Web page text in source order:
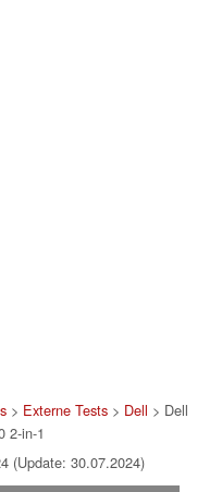
> Externe Tests> Dell > Dell
2-in-1
(Update: 30.07.2024)